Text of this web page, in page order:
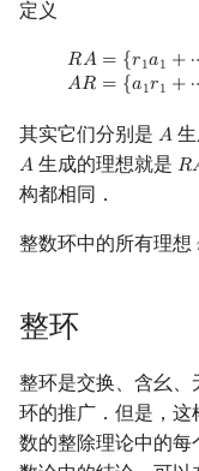
定义
𝑅𝐴 = {𝑟1𝑎1 +
𝐴𝑅 = {𝑎1𝑟1 +
1a1+ ⋯ +rnan :ri
其实它们分别是 𝐴
A
𝐴
A 生成的理想就是 𝑅
RA
构都相同．
整数环中的所有理想
整环
整环是交换、含幺
环的推广．但是，
数的整除理论中的